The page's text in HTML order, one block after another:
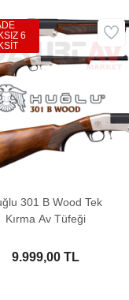
301 B Wood Tek
Kırma Av Tüfeği
9.999,00 TL
6